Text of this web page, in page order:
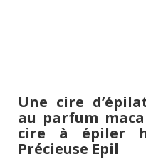
Une cire
au parfum
cire à épiler
Précieuse Epil